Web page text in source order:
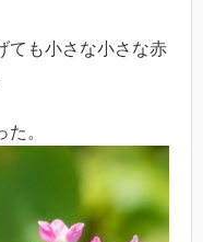
ても小さな小さな赤
。